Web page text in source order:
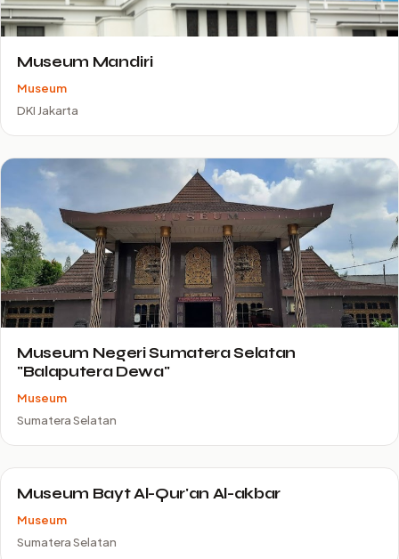
Museum Mandiri
Museum
DKI Jakarta
Museum Negeri Sumatera Selatan
"Balaputera Dewa"
Museum
Sumatera Selatan
Museum Bayt Al-Qur'an Al-akbar
Museum
Sumatera Selatan